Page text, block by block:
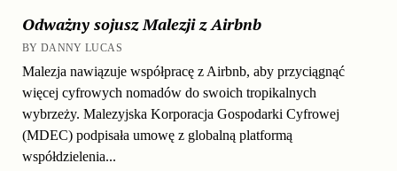
Odważny sojusz Malezji z Airbnb
BY DANNY LUCAS
Malezja nawiązuje współpracę z Airbnb, aby przyciągnąć
więcej cyfrowych nomadów do swoich tropikalnych
wybrzeży. Malezyjska Korporacja Gospodarki Cyfrowej
(MDEC) podpisała umowę z globalną platformą
współdzielenia...